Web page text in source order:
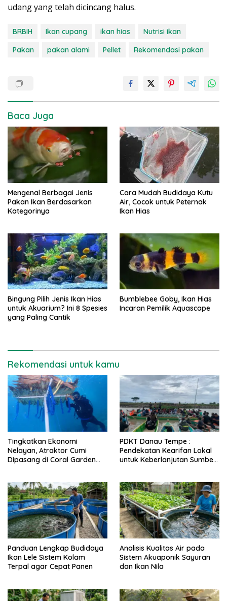
udang yang telah dicincang halus.
BRBIH Ikan cupang ikan hias
Nutrisi ikan
Pakan
pakan alami Pellet Rekomendasi pakan
Baca Juga
Mengenal Berbagai Jenis
Pakan Ikan Berdasarkan
Kategorinya
Cara Mudah Budidaya Kutu
Air, Cocok untuk Peternak
Ikan Hias
Bingung Pilih Jenis Ikan Hias
untuk Akuarium? Ini 8 Spesies
yang Paling Cantik
Bumblebee Goby, Ikan Hias
Incaran Pemilik Aquascape
Rekomendasi untuk kamu
Tingkatkan Ekonomi
Nelayan, Atraktor Cumi
Dipasang di Coral Garden
PDKT Danau Tempe :
Pendekatan Kearifan Lokal
untuk Keberlanjutan Sumber
Panduan Lengkap Budidaya
Ikan Lele Sistem Kolam
Terpal agar Cepat Panen
Analisis Kualitas Air pada
Sistem Akuaponik Sayuran
dan Ikan Nila